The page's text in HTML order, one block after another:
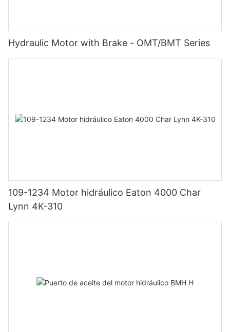
Hydraulic Motor with Brake - OMT/BMT Series
109-1234 Motor hidráulico Eaton 4000 Char
Lynn 4K-310